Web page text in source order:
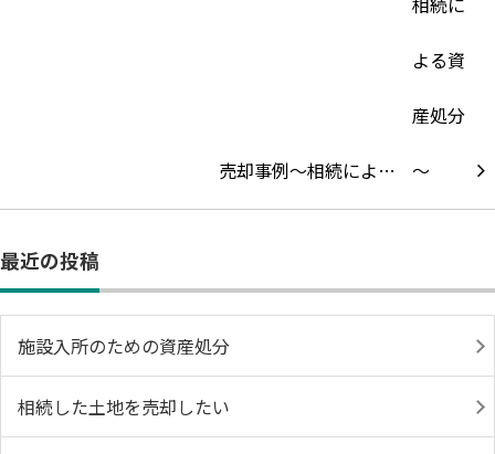
売却事例～相続によ…
最近の投稿
施設入所のための資産処分
相続した土地を売却したい